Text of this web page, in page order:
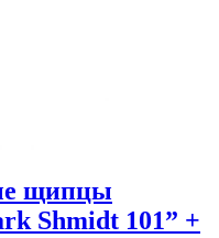
щипцы
Shmidt 101” +